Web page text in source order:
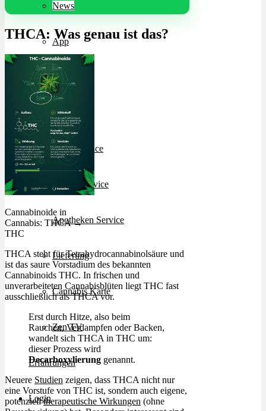
News
App
Newsletter
Services
Ärzte Service
Rezept Service
Apotheken Service
Lieferung
Cannabis Karte
Zen TV
Erfahrungen
Login
THCA: Was genau ist das?
Cannabinoide in
Cannabis: THCA →
THC
THCA steht für Tetrahydrocannabinolsäure und
ist das saure Vorstadium des bekannten
Cannabinoids THC. In frischen und
unverarbeiteten Cannabisblüten liegt THC fast
ausschließlich als THCA vor.
Erst durch Hitze, also beim
Rauchen, Verdampfen oder Backen,
wandelt sich THCA in THC um:
dieser Prozess wird
Decarboxylierung genannt.
Neuere Studien zeigen, dass THCA nicht nur
eine Vorstufe von THC ist, sondern auch eigene,
potenzielltherapeutische Wirkungen (ohne